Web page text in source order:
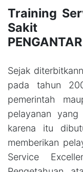
Training
Sakit
Sejak
pada tahun
pemerintah
pelayanan yang
karena itu
memberikan
Service